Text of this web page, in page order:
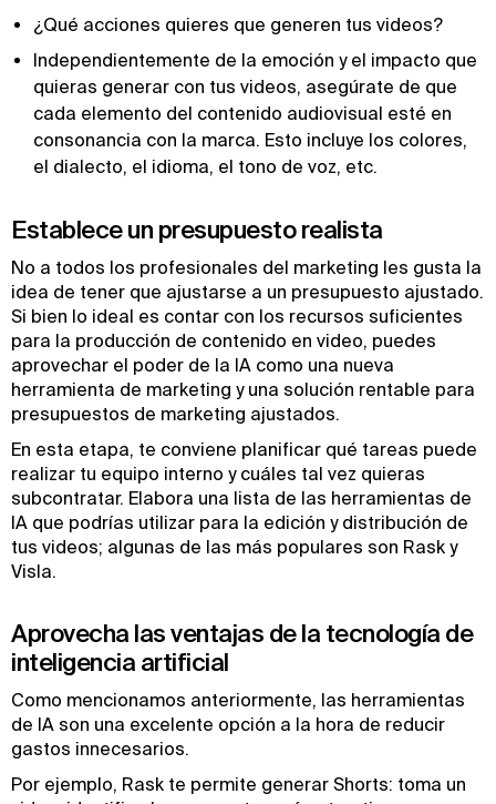
¿Qué acciones quieres que generen tus videos?
Independientemente de la emoción y el impacto que
quieras generar con tus videos, asegúrate de que
cada elemento del contenido audiovisual esté en
consonancia con la marca. Esto incluye los colores,
el dialecto, el idioma, el tono de voz, etc.
Establece un presupuesto realista
No a todos los profesionales del marketing les gusta la
idea de tener que ajustarse a un presupuesto ajustado.
Si bien lo ideal es contar con los recursos suficientes
para la producción de contenido en video, puedes
aprovechar el poder de la IA como una nueva
herramienta de marketing y una solución rentable para
presupuestos de marketing ajustados.
En esta etapa, te conviene planificar qué tareas puede
realizar tu equipo interno y cuáles tal vez quieras
subcontratar. Elabora una lista de las herramientas de
IA que podrías utilizar para la edición y distribución de
tus videos; algunas de las más populares son Rask y
Visla.
Aprovecha las ventajas de la tecnología de
inteligencia artificial
Como mencionamos anteriormente, las herramientas
de IA son una excelente opción a la hora de reducir
gastos innecesarios.
Por ejemplo, Rask te permite generar Shorts: toma un